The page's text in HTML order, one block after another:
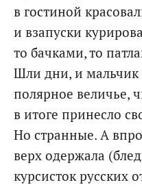
в гостиной
и взапуски
то бачками, то
Шли дни, и мальчик
полярное величье,
в итоге принесло
Но странные. А
верх одержала
курсисток русских